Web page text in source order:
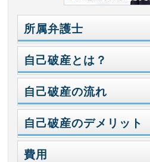
所属弁護士
自己破産とは？
自己破産の流れ
自己破産のデメリット
費用